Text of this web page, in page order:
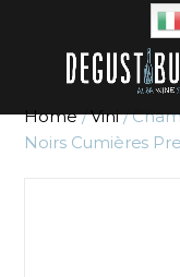
Home/Vini/
Noirs Cumières